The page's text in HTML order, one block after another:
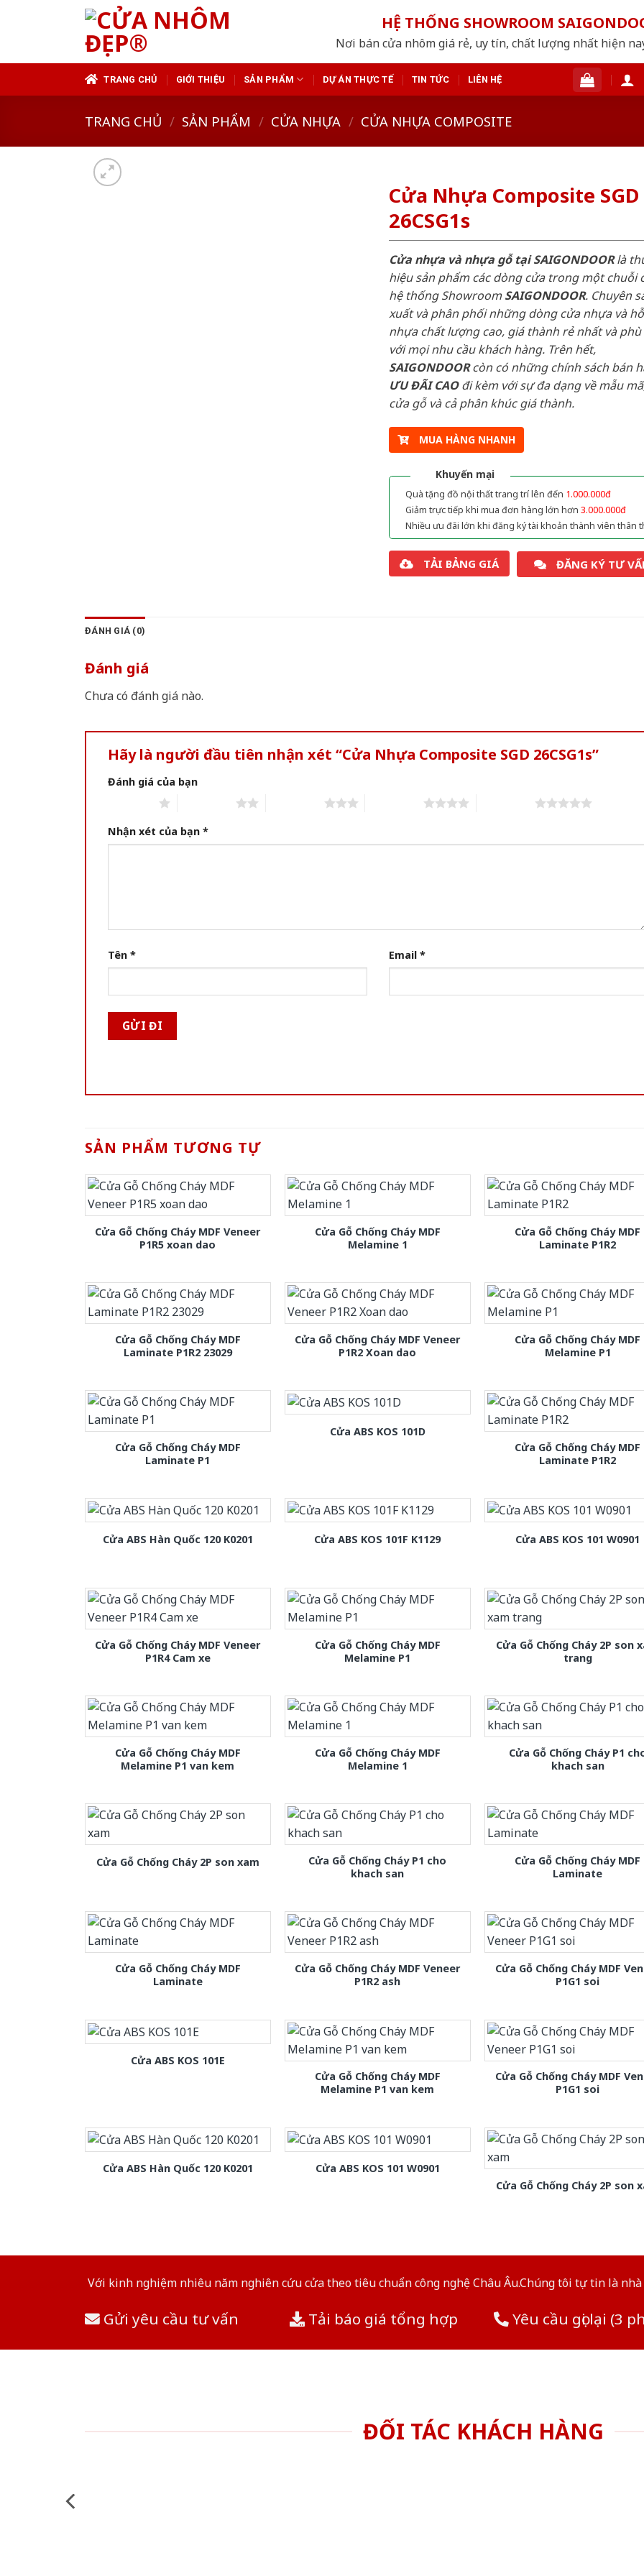
HỆ THỐNG SHOWROOM
Nơi bán cửa nhôm giá rẻ, uy tín, chất lượng nhất hiện
TRANG CHỦ GIỚI THIỆU SẢN PHẨM DỰ ÁN THỰC TẾ TIN TỨC LIÊN HỆ
TRANG CHỦ / SẢN PHẨM / CỬA NHỰA / CỬA NHỰA COMPOSITE
Cửa Nhựa Composite SGD
26CSG1s
Cửa nhựa và nhựa gỗ tại SAIGONDOORlà
hiệu sản phẩm các dòng cửa trong một chuỗi
hệ thống ShowroomSAIGONDOOR. Chuyên
xuất và phân phối những dòng cửa nhựa và
nhựa chất lượng cao, giá thành rẻ nhất và
với mọi nhu cầu khách hàng. Trên hết,
SAIGONDOORcòn có những chính sách bán
ƯU ĐÃI CAOđi kèm với sự đa dạng về mẫu
cửa gỗ và cả phân khúc giá thành.
MUA HÀNG NHANH
Khuyến mại
Quà tặng đồ nội thất trang trí lên đến 1.000.000đ
Giảm trực tiếp khi mua đơn hàng lớn hơn 3.000.000đ
Nhiều ưu đãi lớn khi đăng ký tài khoản thành viên thân
TẢI BẢNG GIÁ ĐĂNG KÝ TƯ
ĐÁNH GIÁ (0)
Đánh giá
Chưa có đánh giá nào.
Hãy là người đầu tiên nhận xét “Cửa Nhựa Composite SGD 26CSG1s”
Đánh giá của bạn
Nhận xét của bạn *
Tên * Email *
SẢN PHẨM TƯƠNG TỰ
Cửa Gỗ Chống Cháy MDF Veneer
P1R5 xoan dao
Cửa Gỗ Chống Cháy MDF
Melamine 1
Cửa Gỗ Chống Cháy MDF
Laminate P1R2
Cửa Gỗ Chống Cháy MDF
Laminate P1R2 23029
Cửa Gỗ Chống Cháy MDF Veneer
P1R2 Xoan dao
Cửa Gỗ Chống Cháy MDF
Melamine P1
Cửa Gỗ Chống Cháy MDF
Laminate P1
Cửa ABS KOS 101D
Cửa Gỗ Chống Cháy MDF
Laminate P1R2
Cửa ABS Hàn Quốc 120 K0201 Cửa ABS KOS 101F K1129 Cửa ABS KOS 101 W0901
Cửa Gỗ Chống Cháy MDF Veneer
P1R4 Cam xe
Cửa Gỗ Chống Cháy MDF
Melamine P1
Cửa Gỗ Chống Cháy 2P son
trang
Cửa Gỗ Chống Cháy MDF
Melamine P1 van kem
Cửa Gỗ Chống Cháy MDF
Melamine 1
Cửa Gỗ Chống Cháy P1
khach san
Cửa Gỗ Chống Cháy 2P son xam
Cửa Gỗ Chống Cháy P1 cho
khach san
Cửa Gỗ Chống Cháy MDF
Laminate
Cửa Gỗ Chống Cháy MDF
Laminate
Cửa Gỗ Chống Cháy MDF Veneer
P1R2 ash
Cửa Gỗ Chống Cháy MDF
P1G1 soi
Cửa ABS KOS 101E
Cửa Gỗ Chống Cháy MDF
Melamine P1 van kem
Cửa Gỗ Chống Cháy MDF
P1G1 soi
Cửa ABS Hàn Quốc 120 K0201
Cửa ABS KOS 101 W0901
Cửa Gỗ Chống Cháy 2P son
Với kinh nghiệm nhiêu năm nghiên cứu cửa theo tiêu chuẩn công nghệ Châu Âu.Chúng tôi tự tin là
Gửi yêu cầu tư vấn Tải báo giá tổng hợp Yêu cầu gọi lại (3
ĐỐI TÁC KHÁCH HÀNG